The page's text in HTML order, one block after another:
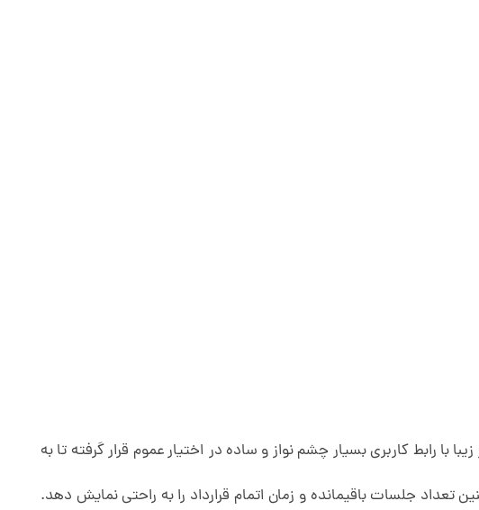
رابط کاربری بسیار چشم نواز و ساده در اختیار عموم قرار گرفته تا به
جلسات باقیمانده و زمان اتمام قرارداد را به راحتی نمایش دهد.